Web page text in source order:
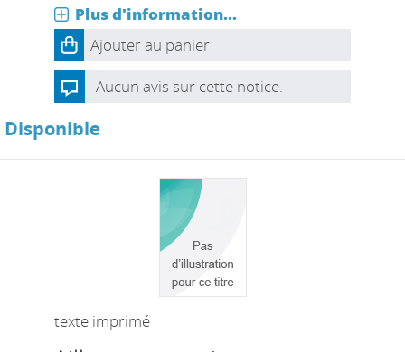
Plus d'information...
Ajouter au panier
Aucun avis sur cette notice.
Disponible
texte imprimé